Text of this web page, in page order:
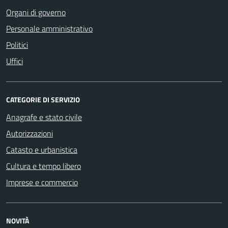
Organi di governo
Personale amministrativo
Politici
Uffici
CATEGORIE DI SERVIZIO
Anagrafe e stato civile
Autorizzazioni
Catasto e urbanistica
Cultura e tempo libero
Imprese e commercio
NOVITÀ